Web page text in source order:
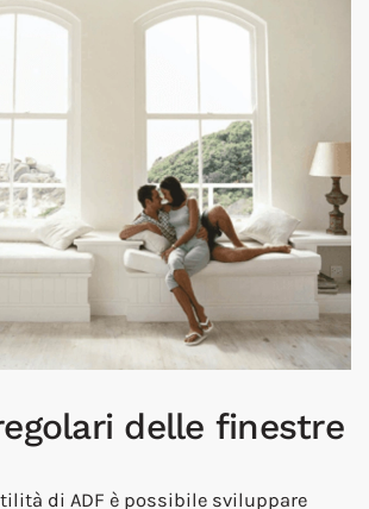
delle finestre
di ADF è possibile sviluppare